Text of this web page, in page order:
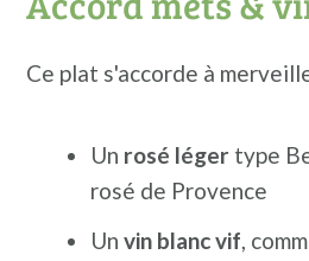
Ce plat s'accorde à
Un rosé léger type
rosé de Provence
Unvin blanc vif,